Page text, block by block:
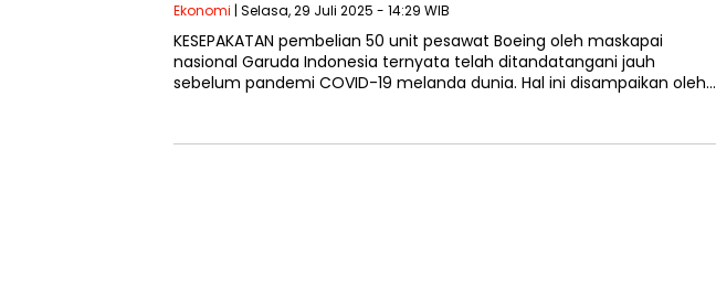
Ekonomi | Selasa, 29 Juli 2025 - 14:29 WIB
KESEPAKATAN pembelian 50 unit pesawat Boeing oleh maskapai
nasional Garuda Indonesia ternyata telah ditandatangani jauh
sebelum pandemi COVID-19 melanda dunia. Hal ini disampaikan oleh…